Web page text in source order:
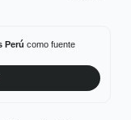
Perú como fuente